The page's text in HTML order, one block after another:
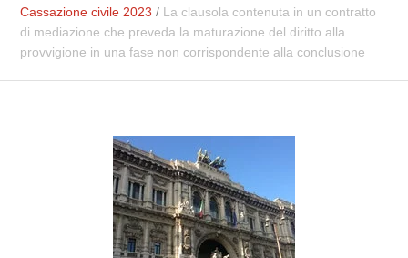
Cassazione civile 2023 / La clausola contenuta in un contratto
di mediazione che preveda la maturazione del diritto alla
provvigione in una fase non corrispondente alla conclusione